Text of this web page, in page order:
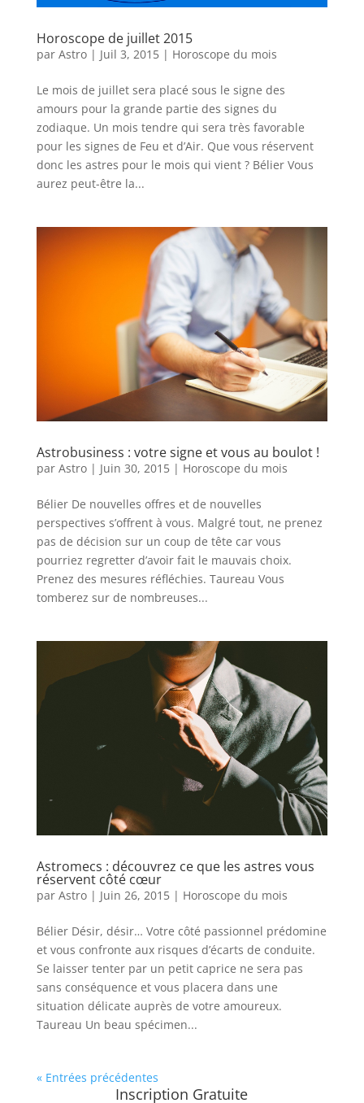
Horoscope de juillet 2015
par Astro| Juil 3, 2015| Horoscope du mois
Le mois de juillet sera placé sous le signe des
amours pour la grande partie des signes du
zodiaque. Un mois tendre qui sera très favorable
pour les signes de Feu et d’Air. Que vous réservent
donc les astres pour le mois qui vient ? Bélier Vous
aurez peut-être la...
Astrobusiness : votre signe et vous au boulot !
par Astro| Juin 30, 2015| Horoscope du mois
Bélier De nouvelles offres et de nouvelles
perspectives s’offrent à vous. Malgré tout, ne prenez
pas de décision sur un coup de tête car vous
pourriez regretter d’avoir fait le mauvais choix.
Prenez des mesures réfléchies. Taureau Vous
tomberez sur de nombreuses...
Astromecs : découvrez ce que les astres vous
réservent côté cœur
par Astro| Juin 26, 2015| Horoscope du mois
Bélier Désir, désir… Votre côté passionnel prédomine
et vous confronte aux risques d’écarts de conduite.
Se laisser tenter par un petit caprice ne sera pas
sans conséquence et vous placera dans une
situation délicate auprès de votre amoureux.
Taureau Un beau spécimen...
« Entrées précédentes
Inscription Gratuite